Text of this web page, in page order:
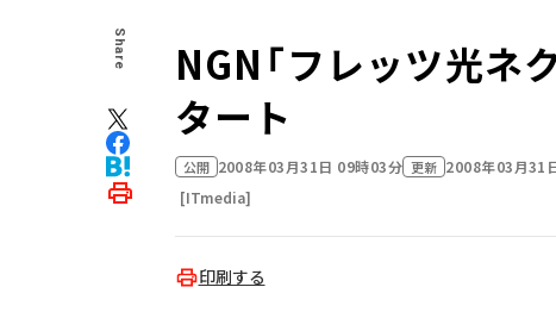
Share
NGN「フレッツ光ネ
タート
公開 2008年03月31日 09時03分 更新 2008年03月31
[ITmedia]
印刷する